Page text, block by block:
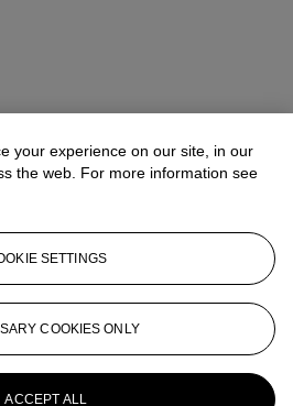
40 76 86 21
Danute et Alain
your experience on our site, in our
the web. For more information see
SETTINGS
COOKIES ONLY
ACCEPT ALL